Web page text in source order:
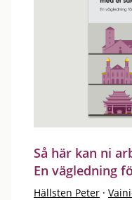
Så här kan ni
En vägledning
Hällsten Peter ·